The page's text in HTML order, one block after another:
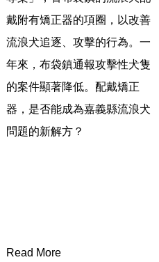
戴附有矯正器的項圈，以改善
流浪犬追逐、 攻擊的行為。一
年來，布袋鎮通報攻擊性犬隻
的案件顯著降低。 配戴矯正
器，是否能成為嘉義縣流浪犬
問題的新解方？
Read More